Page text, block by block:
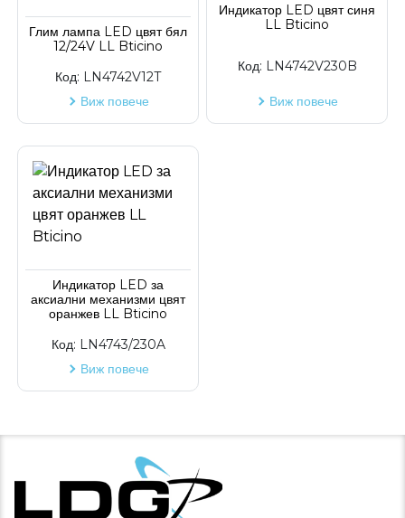
Глим лампа LED цвят бял
12/24V LL Bticino
Код: LN4742V12T
Виж повече
Индикатор LED цвят синя
LL Bticino
Код: LN4742V230B
Виж повече
Индикатор LED за
аксиални механизми цвят
оранжев LL Bticino
Код: LN4743/230A
Виж повече